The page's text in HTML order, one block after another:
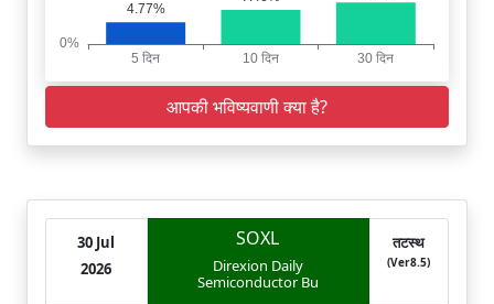
आपकी भविष्यवाणी क्या है?
30 Jul
2026
SOXL
Direxion Daily
Semiconductor Bu
तटस्थ
(Ver8.5)